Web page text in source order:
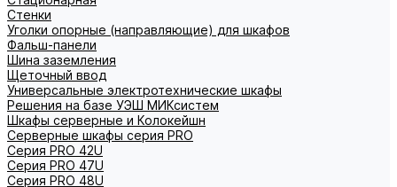
Стенки
Уголки опорные (направляющие) для шкафов
Фальш-панели
Шина заземления
Щеточный ввод
Универсальные электротехнические шкафы
Решения на базе УЭШ МИКсистем
Шкафы серверные и Колокейшн
Серверные шкафы серия PRO
Серия PRO 42U
Серия PRO 47U
Серия PRO 48U